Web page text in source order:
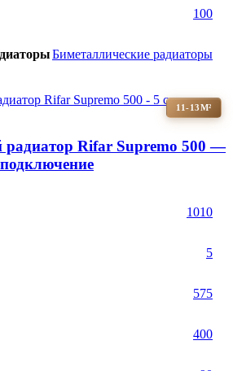
100
Биметаллические радиаторы
11-13М²
радиатор Rifar Supremo 500 —
1010
5
575
400